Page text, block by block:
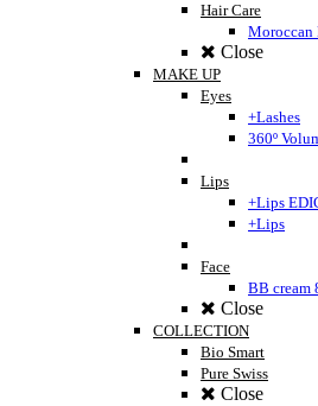
Hair Care
Moroccan
Close
MAKE UP
Eyes
+Lashes
360º
Lips
+Lips
+Lips
Face
BB cream
Close
COLLECTION
Bio Smart
Pure Swiss
Close